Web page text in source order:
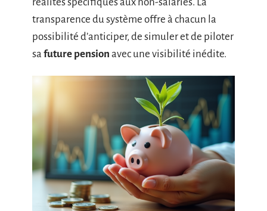
transparence du système offre à chacun la
possibilité d’anticiper, de simuler et de piloter
sa future pension avec une visibilité inédite.